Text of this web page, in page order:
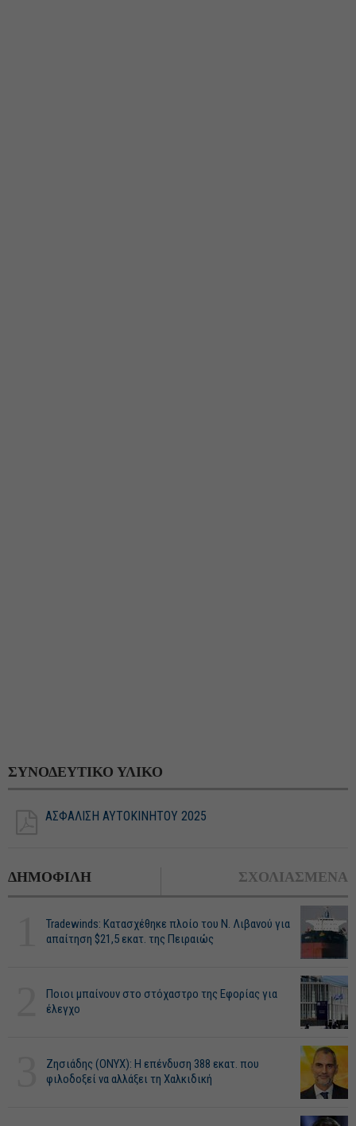
ΣΥΝΟΔΕΥΤΙΚΟ ΥΛΙΚΟ
ΑΣΦΑΛΙΣΗ ΑΥΤΟΚΙΝΗΤΟΥ 2025
ΔΗΜΟΦΙΛΗ ΣΧΟΛΙΑΣΜΕΝΑ
Tradewinds: Κατασχέθηκε πλοίο του Ν. Λιβανού για
απαίτηση $21,5 εκατ. της Πειραιώς
Ποιοι μπαίνουν στο στόχαστρο της Εφορίας για
έλεγχο
Ζησιάδης (ONYX): Η επένδυση 388 εκατ. που
φιλοδοξεί να αλλάξει τη Χαλκιδική